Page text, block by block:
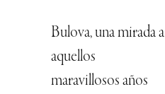
Bulova, una mirada a
aquellos
maravillosos años